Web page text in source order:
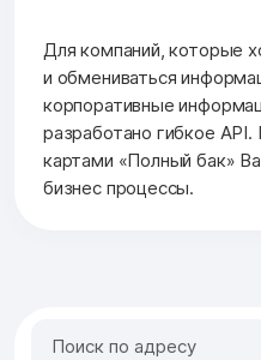
Для компаний, которые
и обмениваться
корпоративные
разработано гибкое
картами «Полный бак»
бизнес процессы.